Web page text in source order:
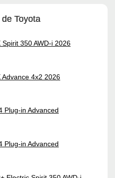
Toyota
Spirit 350 AWD-i 2026
Advance 4x2 2026
Plug-in Advanced
Plug-in Advanced